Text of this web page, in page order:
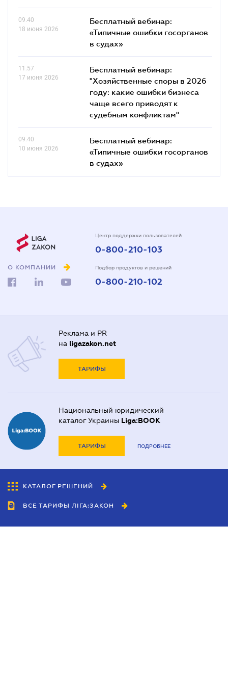
09.40
18 июня 2026
Бесплатный вебинар:
«Типичные ошибки госорганов
в судах»
11.57
17 июня 2026
Бесплатный вебинар:
"Хозяйственные споры в 2026
году: какие ошибки бизнеса
чаще всего приводят к
судебным конфликтам"
09.40
10 июня 2026
Бесплатный вебинар:
«Типичные ошибки госорганов
в судах»
О КОМПАНИИ
Центр поддержки пользователей
0-800-210-103
Подбор продуктов и решений
0-800-210-102
Реклама и PR
на ligazakon.net
ТАРИФЫ
Национальный юридический
каталог Украины Liga:BOOK
ТАРИФЫ ПОДРОБНЕЕ
КАТАЛОГ РЕШЕНИЙ
ВСЕ ТАРИФЫ ЛІГА:ЗАКОН